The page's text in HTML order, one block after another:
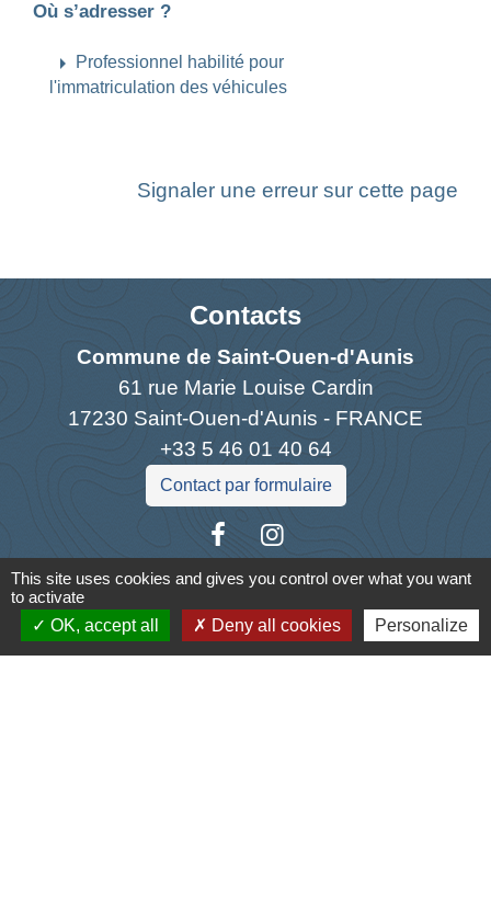
Où s’adresser ?
arrow_right
Professionnel habilité pour
l'immatriculation des véhicules
Signaler une erreur sur cette page
Contacts
Commune de Saint-Ouen-d'Aunis
61 rue Marie Louise Cardin
17230 Saint-Ouen-d'Aunis - FRANCE
+33 5 46 01 40 64
Contact par formulaire
Liens
This site uses cookies and gives you control over what you want
to activate
OK, accept all
Deny all cookies Personalize